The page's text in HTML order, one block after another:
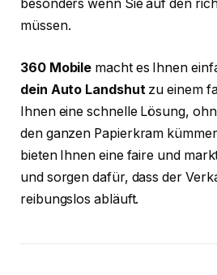
besonders wenn Sie auf den
müssen.
360 Mobile macht es Ihnen
dein Auto Landshut zu einem
Ihnen eine schnelle Lösung,
den ganzen Papierkram
bieten Ihnen eine faire und
und sorgen dafür, dass der
reibungslos abläuft.